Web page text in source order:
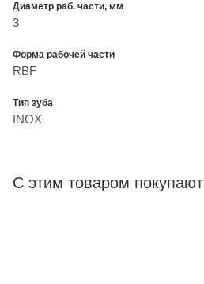
Диаметр раб. части, мм
3
Форма рабочей части
RBF
Тип зуба
INOX
С этим товаром покупают